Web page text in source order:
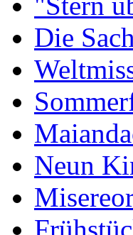
Die
Neun